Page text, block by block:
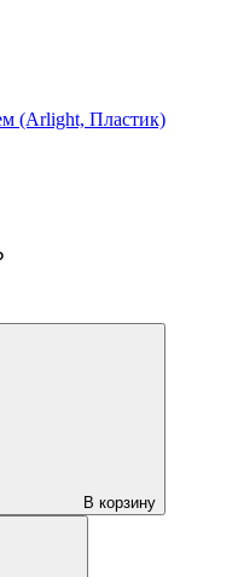
(Arlight, Пластик)
В корзину